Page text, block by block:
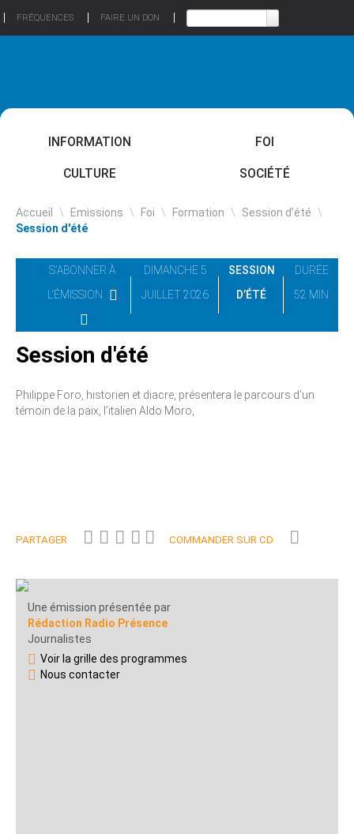
FRÉQUENCES FAIRE UN DON
INFORMATION FOI
CULTURE SOCIÉTÉ
Accueil \ Emissions \ Foi \ Formation \ Session d’été \
Session d'été
S'ABONNER À
L'ÉMISSION
DIMANCHE 5
JUILLET 2026
SESSION
D’ÉTÉ
DURÉE
52 MIN
Session d'été
Philippe Foro, historien et diacre, présentera le parcours d’un
témoin de la paix, l’italien Aldo Moro,
PARTAGER COMMANDER SUR CD
Une émission présentée par
Rédaction Radio Présence
Journalistes
Voir la grille des programmes
Nous contacter